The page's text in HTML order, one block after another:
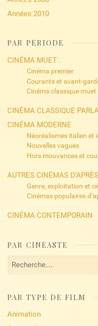
Années 2010
PAR PÉRIODE
CINÉMA MUET
Cinéma premier
Courants et avant-
Cinéma classique muet
CINÉMA CLASSIQUE
CINÉMA MODERNE
Néoréalismes italien et
Nouvelles vagues
Hors mouvances et
AUTRES CINÉMAS
Genre, exploitation et
Cinémas populaires
CINÉMA CONTEMPORAIN
PAR CINÉASTE
PAR TYPE DE FILM
Animation